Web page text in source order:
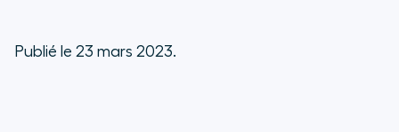
Publié le 23 mars 2023.